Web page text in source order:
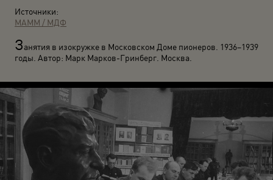
Источники:
МАММ / МДФ
Занятия в изокружке в Московском Доме пионеров. 1936–1939
годы. Автор: Марк Марков-Гринберг. Москва.